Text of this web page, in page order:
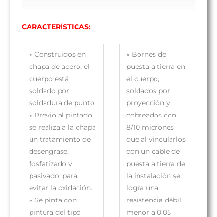
CARACTERÍSTICAS:
» Construidos en
chapa de acero, el
cuerpo está
soldado por
soldadura de punto.
» Previo al pintado
se realiza a la chapa
un tratamiento de
desengrase,
fosfatizado y
pasivado, para
evitar la oxidación.
» Se pinta con
pintura del tipo
» Bornes de
puesta a tierra en
el cuerpo,
soldados por
proyección y
cobreados con
8/10 micrones
que al vincularlos
con un cable de
puesta a tierra de
la instalación se
logra una
resistencia débil,
menor a 0.05